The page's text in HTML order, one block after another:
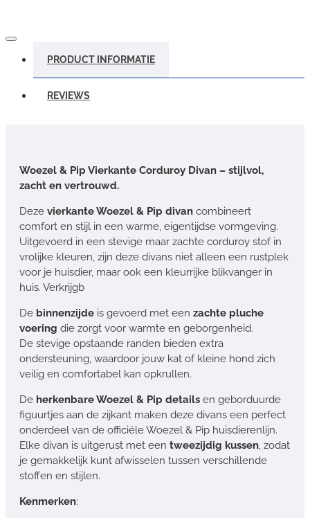
PRODUCT INFORMATIE
REVIEWS
Woezel & Pip Vierkante Corduroy Divan – stijlvol,
zacht en vertrouwd.
Deze vierkante Woezel & Pip divan combineert
comfort en stijl in een warme, eigentijdse vormgeving.
Uitgevoerd in een stevige maar zachte corduroy stof in
vrolijke kleuren, zijn deze divans niet alleen een rustplek
voor je huisdier, maar ook een kleurrijke blikvanger in
huis. Verkrijgb
De binnenzijde is gevoerd met een zachte pluche
voering die zorgt voor warmte en geborgenheid.
De stevige opstaande randen bieden extra
ondersteuning, waardoor jouw kat of kleine hond zich
veilig en comfortabel kan opkrullen.
De herkenbare Woezel & Pip details en geborduurde
figuurtjes aan de zijkant maken deze divans een perfect
onderdeel van de officiële Woezel & Pip huisdierenlijn.
Elke divan is uitgerust met een tweezijdig kussen, zodat
je gemakkelijk kunt afwisselen tussen verschillende
stoffen en stijlen.
Kenmerken: